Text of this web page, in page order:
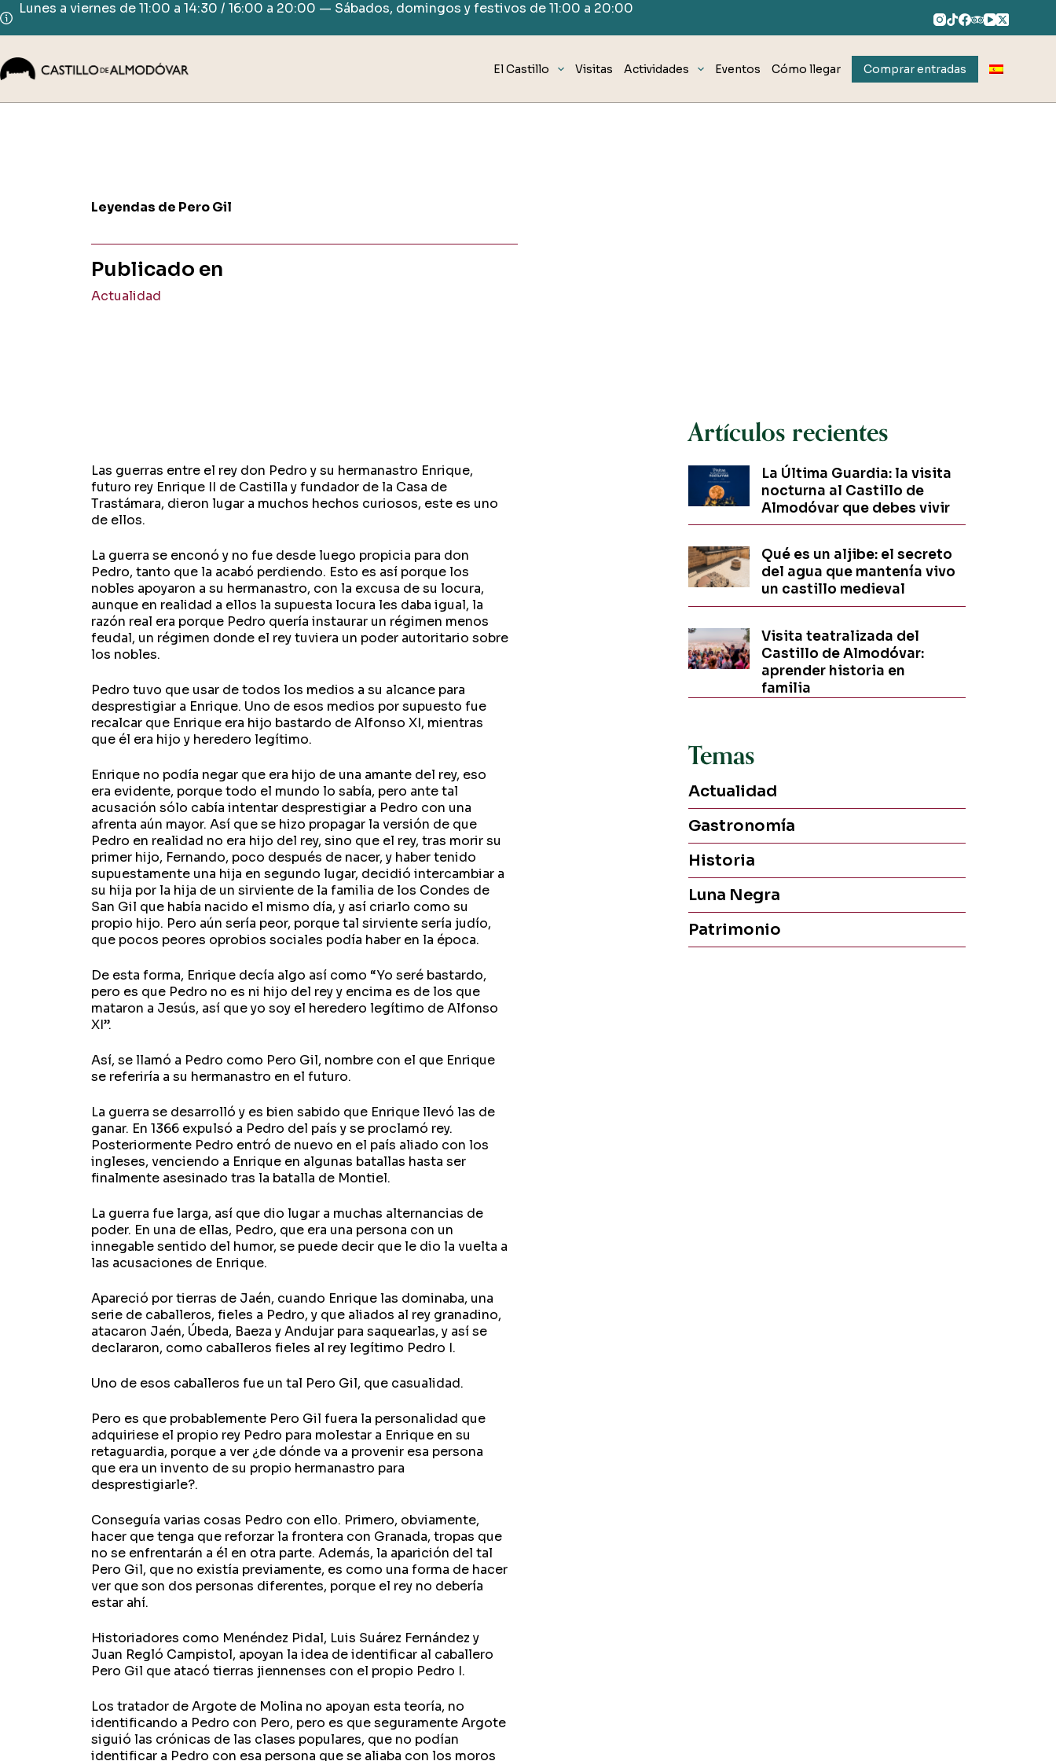
Saltar
al
contenido
Lunes a viernes de 11:00 a 14:30 / 16:00 a 20:00 — Sábados, domingos y festivos de 11:00 a 20:00
El Castillo Visitas Actividades Eventos Cómo llegar Comprar entradas
Leyendas de Pero Gil
Publicado en
Actualidad
Las guerras entre el rey don Pedro y su hermanastro Enrique,
futuro rey Enrique II de Castilla y fundador de la Casa de
Trastámara, dieron lugar a muchos hechos curiosos, este es uno
de ellos.
La guerra se enconó y no fue desde luego propicia para don
Pedro, tanto que la acabó perdiendo. Esto es así porque los
nobles apoyaron a su hermanastro, con la excusa de su locura,
aunque en realidad a ellos la supuesta locura les daba igual, la
razón real era porque Pedro quería instaurar un régimen menos
feudal, un régimen donde el rey tuviera un poder autoritario sobre
los nobles.
Pedro tuvo que usar de todos los medios a su alcance para
desprestigiar a Enrique. Uno de esos medios por supuesto fue
recalcar que Enrique era hijo bastardo de Alfonso XI, mientras
que él era hijo y heredero legítimo.
Enrique no podía negar que era hijo de una amante del rey, eso
era evidente, porque todo el mundo lo sabía, pero ante tal
acusación sólo cabía intentar desprestigiar a Pedro con una
afrenta aún mayor. Así que se hizo propagar la versión de que
Pedro en realidad no era hijo del rey, sino que el rey, tras morir su
primer hijo, Fernando, poco después de nacer, y haber tenido
supuestamente una hija en segundo lugar, decidió intercambiar a
su hija por la hija de un sirviente de la familia de los Condes de
San Gil que había nacido el mismo día, y así criarlo como su
propio hijo. Pero aún sería peor, porque tal sirviente sería judío,
que pocos peores oprobios sociales podía haber en la época.
De esta forma, Enrique decía algo así como “Yo seré bastardo,
pero es que Pedro no es ni hijo del rey y encima es de los que
mataron a Jesús, así que yo soy el heredero legítimo de Alfonso
XI”.
Así, se llamó a Pedro como Pero Gil, nombre con el que Enrique
se referiría a su hermanastro en el futuro.
La guerra se desarrolló y es bien sabido que Enrique llevó las de
ganar. En 1366 expulsó a Pedro del país y se proclamó rey.
Posteriormente Pedro entró de nuevo en el país aliado con los
ingleses, venciendo a Enrique en algunas batallas hasta ser
finalmente asesinado tras la batalla de Montiel.
La guerra fue larga, así que dio lugar a muchas alternancias de
poder. En una de ellas, Pedro, que era una persona con un
innegable sentido del humor, se puede decir que le dio la vuelta a
las acusaciones de Enrique.
Apareció por tierras de Jaén, cuando Enrique las dominaba, una
serie de caballeros, fieles a Pedro, y que aliados al rey granadino,
atacaron Jaén, Úbeda, Baeza y Andujar para saquearlas, y así se
declararon, como caballeros fieles al rey legítimo Pedro I.
Uno de esos caballeros fue un tal Pero Gil, que casualidad.
Pero es que probablemente Pero Gil fuera la personalidad que
adquiriese el propio rey Pedro para molestar a Enrique en su
retaguardia, porque a ver ¿de dónde va a provenir esa persona
que era un invento de su propio hermanastro para
desprestigiarle?.
Conseguía varias cosas Pedro con ello. Primero, obviamente,
hacer que tenga que reforzar la frontera con Granada, tropas que
no se enfrentarán a él en otra parte. Además, la aparición del tal
Pero Gil, que no existía previamente, es como una forma de hacer
ver que son dos personas diferentes, porque el rey no debería
estar ahí.
Historiadores como Menéndez Pidal, Luis Suárez Fernández y
Juan Regló Campistol, apoyan la idea de identificar al caballero
Pero Gil que atacó tierras jiennenses con el propio Pedro I.
Los tratador de Argote de Molina no apoyan esta teoría, no
identificando a Pedro con Pero, pero es que seguramente Argote
siguió las crónicas de las clases populares, que no podían
identificar a Pedro con esa persona que se aliaba con los moros
Artículos recientes
La Última Guardia: la visita
nocturna al Castillo de
Almodóvar que debes vivir
Qué es un aljibe: el secreto
del agua que mantenía vivo
un castillo medieval
Visita teatralizada del
Castillo de Almodóvar:
aprender historia en
familia
Temas
Actualidad
Gastronomía
Historia
Luna Negra
Patrimonio